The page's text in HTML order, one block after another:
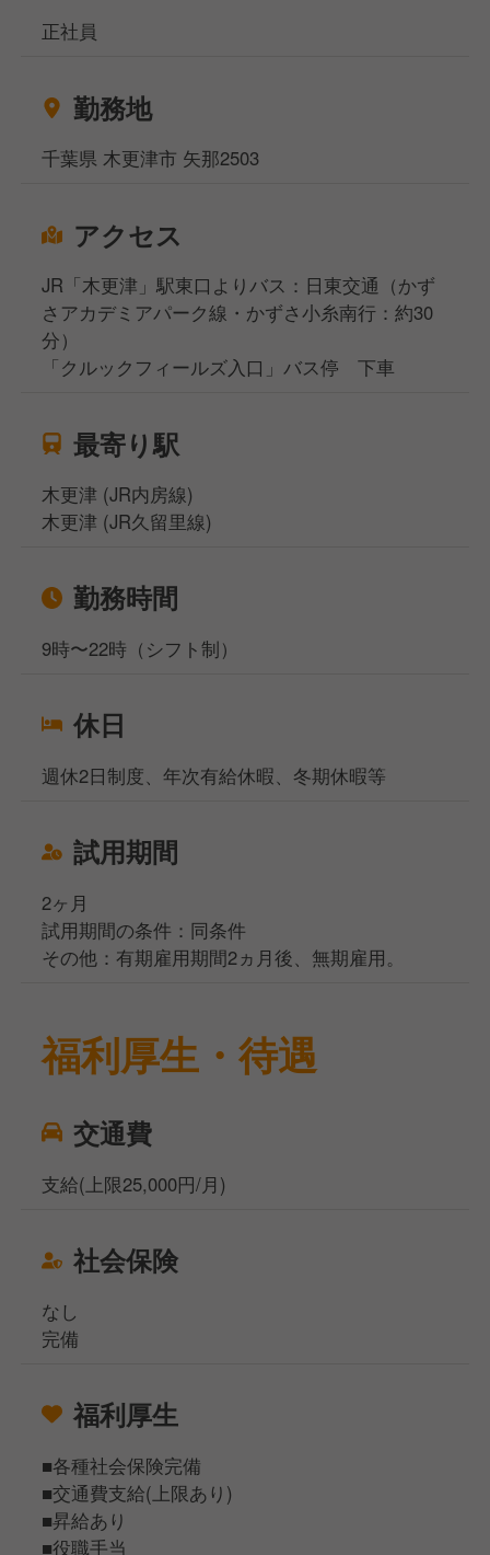
正社員
勤務地
千葉県 木更津市 矢那2503
アクセス
JR「木更津」駅東口よりバス：日東交通（かず
さアカデミアパーク線・かずさ小糸南行：約30
分）
「クルックフィールズ入口」バス停 下車
最寄り駅
木更津 (JR内房線)
木更津 (JR久留里線)
勤務時間
9時〜22時（シフト制）
休日
週休2日制度、年次有給休暇、冬期休暇等
試用期間
2ヶ月
試用期間の条件：同条件
その他：有期雇用期間2ヵ月後、無期雇用。
福利厚生・待遇
交通費
支給(上限25,000円/月)
社会保険
なし
完備
福利厚生
■各種社会保険完備
■交通費支給(上限あり)
■昇給あり
■役職手当